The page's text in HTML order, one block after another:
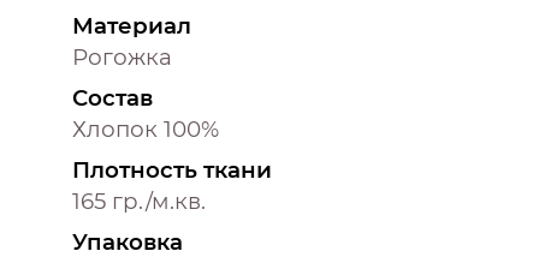
Материал
Рогожка
Состав
Хлопок 100%
Плотность ткани
165 гр./м.кв.
Упаковка